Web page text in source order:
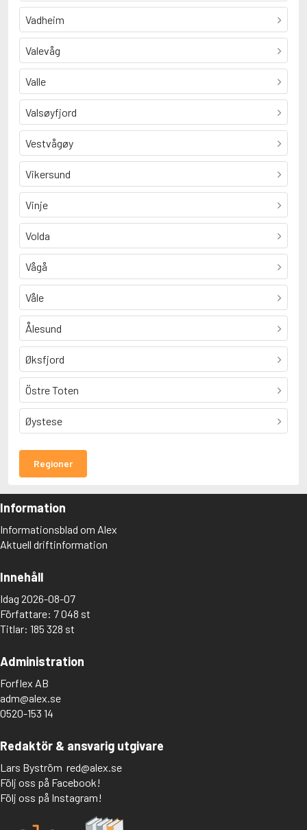
Vadheim
Valevåg
Valle
Valsøyfjord
Vestvågøy
Vikersund
Vinje
Volda
Vågå
Våle
Ålesund
Øksfjord
Östre Toten
Øystese
Regioner
Information
Informationsblad om Alex
Aktuell driftinformation
Innehåll
Idag 2026-08-07
Författare: 7 048 st
Titlar: 185 328 st
Administration
Forflex AB
adm@alex.se
0520-153 14
Redaktör & ansvarig utgivare
Lars Byström red@alex.se
Följ oss på Facebook!
Följ oss på Instagram!